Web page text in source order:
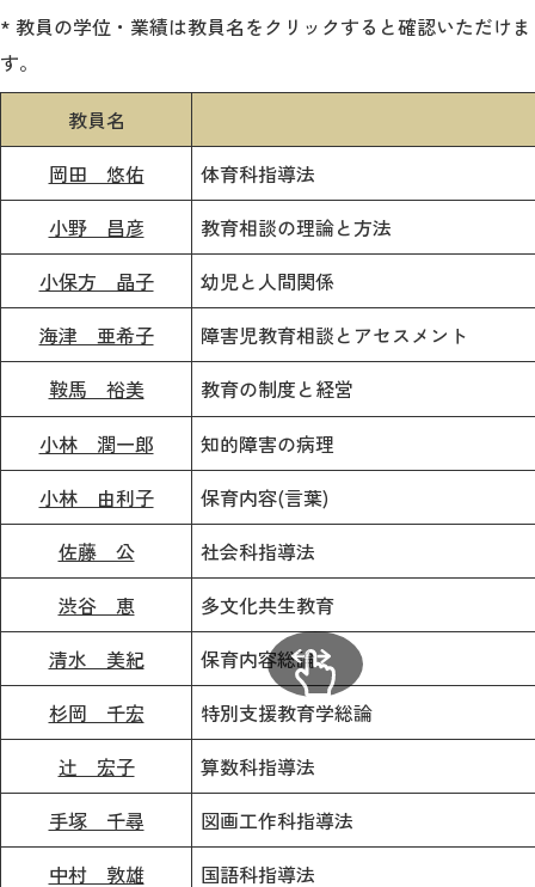
* 教員の学位・業績は教員名をクリックすると確認いただけま
す。
教員名
岡田 悠佑
体育科指導法
小野 昌彦
教育相談の理論と方法
小保方 晶子
幼児と人間関係
海津 亜希子
障害児教育相談とアセスメント
鞍馬 裕美
教育の制度と経営
小林 潤一郎
知的障害の病理
小林 由利子
保育内容(言葉)
佐藤 公
社会科指導法
渋谷 恵
多文化共生教育
清水 美紀
保育内容総論
杉岡 千宏
特別支援教育学総論
辻 宏子
算数科指導法
手塚 千尋
図画工作科指導法
中村 敦雄
国語科指導法